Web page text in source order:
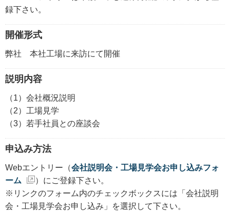
録下さい。
開催形式
弊社 本社工場に来訪にて開催
説明内容
（1）会社概況説明
（2）工場見学
（3）若手社員との座談会
申込み方法
Webエントリー（会社説明会・工場見学会お申し込みフォ
ーム
）にご登録下さい。
※リンクのフォーム内のチェックボックスには「会社説明
会・工場見学会お申し込み」を選択して下さい。